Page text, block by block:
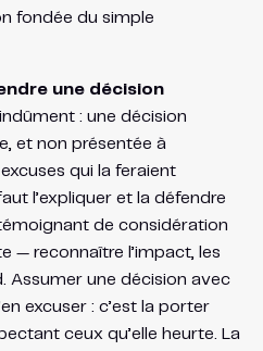
fondée du simple
une décision
: une décision
et non présentée à
qui la feraient
l’expliquer et la défendre
de considération
— reconnaître l’impact, les
Assumer une décision avec
excuser : c’est la porter
ceux qu’elle heurte. La